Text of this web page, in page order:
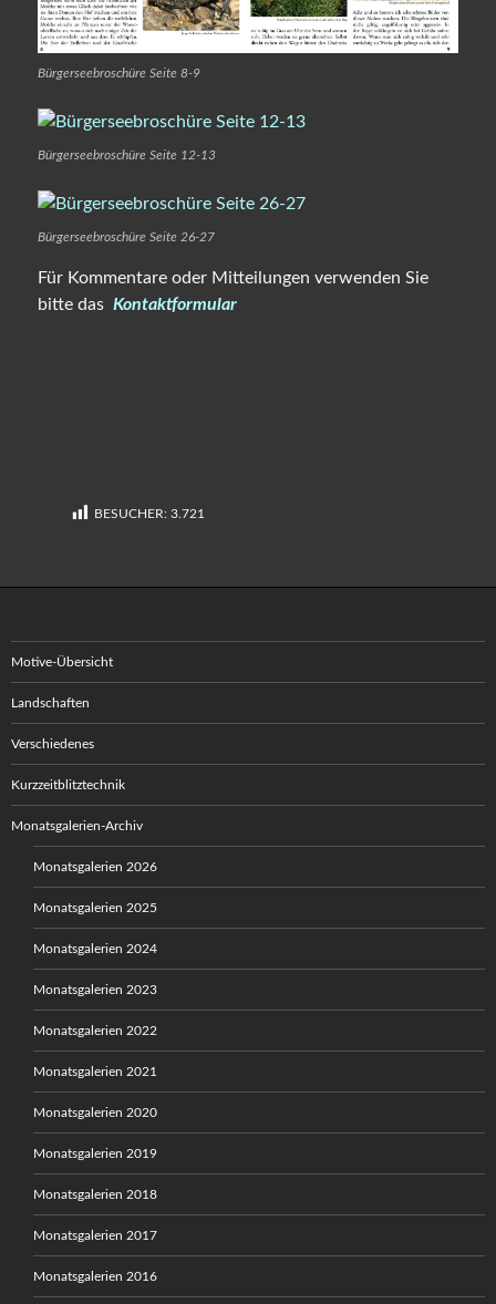
Bürgerseebroschüre Seite 8-9
Bürgerseebroschüre Seite 12-13
Bürgerseebroschüre Seite 26-27
Für Kommentare oder Mitteilungen verwenden Sie
bitte das Kontaktformular
BESUCHER: 3.721
Motive-Übersicht
Landschaften
Verschiedenes
Kurzzeitblitztechnik
Monatsgalerien-Archiv
Monatsgalerien 2026
Monatsgalerien 2025
Monatsgalerien 2024
Monatsgalerien 2023
Monatsgalerien 2022
Monatsgalerien 2021
Monatsgalerien 2020
Monatsgalerien 2019
Monatsgalerien 2018
Monatsgalerien 2017
Monatsgalerien 2016